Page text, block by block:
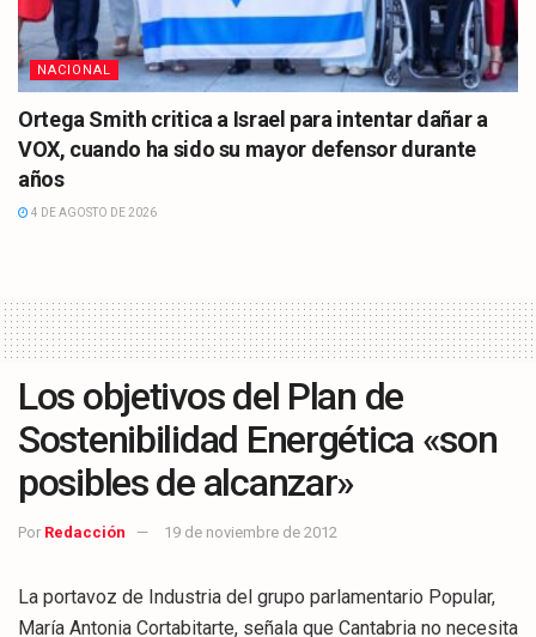
NACIONAL
Ortega Smith critica a Israel para intentar dañar a
VOX, cuando ha sido su mayor defensor durante
años
4 DE AGOSTO DE 2026
Los objetivos del Plan de
Sostenibilidad Energética «son
posibles de alcanzar»
Por Redacción 19 de noviembre de 2012
La portavoz de Industria del grupo parlamentario Popular,
María Antonia Cortabitarte, señala que Cantabria no necesita